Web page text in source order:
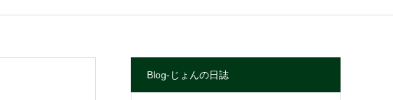
Blog-じょんの日誌